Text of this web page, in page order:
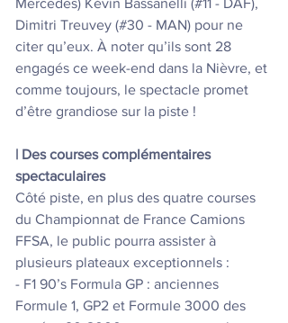
Dimitri Treuvey (#30 - MAN) pour ne
citer qu’eux. À noter qu’ils sont 28
engagés ce week-end dans la Nièvre, et
comme toujours, le spectacle promet
d’être grandiose sur la piste !
| Des courses complémentaires
spectaculaires
Côté piste, en plus des quatre courses
du Championnat de France Camions
FFSA, le public pourra assister à
plusieurs plateaux exceptionnels :
- F1 90’s Formula GP : anciennes
Formule 1, GP2 et Formule 3000 des